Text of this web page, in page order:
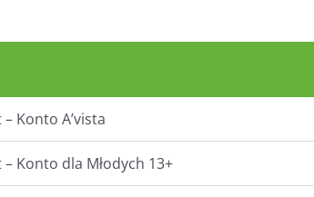
Konto A’vista
Konto dla Młodych 13+